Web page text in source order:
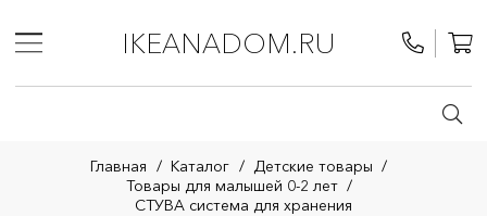
IKEANADOM.RU
Главная / Каталог / Детские товары /
Товары для малышей 0-2 лет /
СТУВА система для хранения